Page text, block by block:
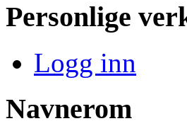
Personlige
Logg inn
Navnerom